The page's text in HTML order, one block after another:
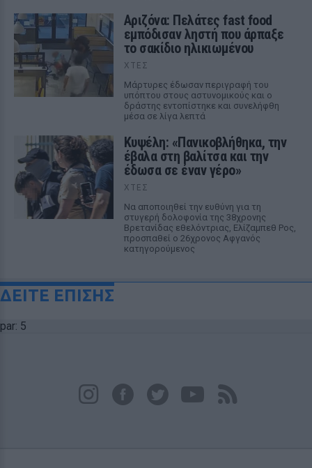
Αριζόνα: Πελάτες fast food
εμπόδισαν ληστή που άρπαξε
το σακίδιο ηλικιωμένου
ΧΤΕΣ
Μάρτυρες έδωσαν περιγραφή του
υπόπτου στους αστυνομικούς και ο
δράστης εντοπίστηκε και συνελήφθη
μέσα σε λίγα λεπτά
Κυψέλη: «Πανικοβλήθηκα, την
έβαλα στη βαλίτσα και την
έδωσα σε έναν γέρο»
ΧΤΕΣ
Να αποποιηθεί την ευθύνη για τη
στυγερή δολοφονία της 38χρονης
Βρετανίδας εθελόντριας, Ελίζαμπεθ Ρος,
προσπαθεί ο 26χρονος Αφγανός
κατηγορούμενος
ΔΕΙΤΕ ΕΠΙΣΗΣ
par: 5